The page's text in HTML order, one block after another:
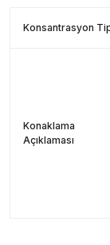
Konsantrasyon
Konaklama
Açıklaması